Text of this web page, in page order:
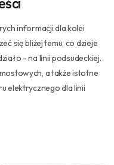
informacji dla kolei
się bliżej temu, co dzieje
- na linii podsudeckiej.
a także istotne
elektrycznego dla linii